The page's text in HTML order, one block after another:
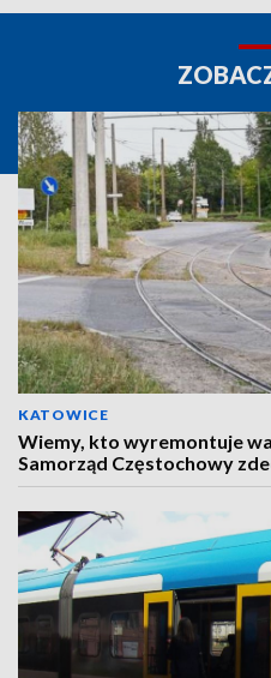
KATOWICE
Wiemy, kto wyremontuje
Samorząd Częstochowy